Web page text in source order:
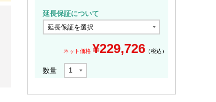
延長保証について
ネット価格 ¥229,726 （税込）
数量